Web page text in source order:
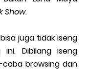
Show.
juga tidak iseng
ini. Dibilang iseng
browsing dan